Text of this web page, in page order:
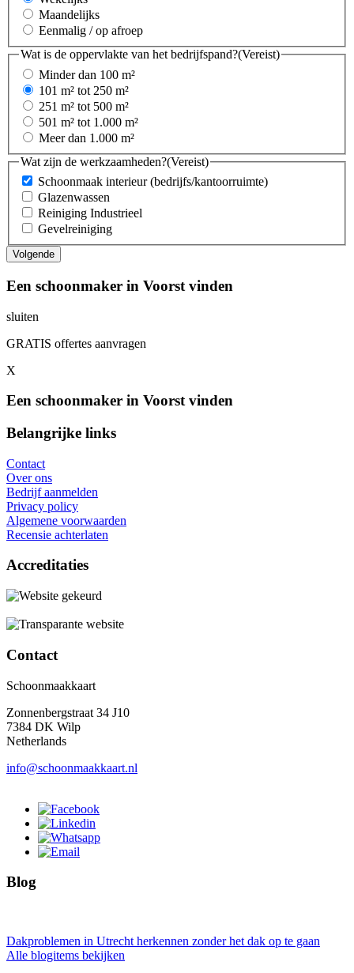
Maandelijks
Eenmalig / op afroep
Wat is de oppervlakte van het bedrijfspand?(Vereist)
Minder dan 100 m²
101 m² tot 250 m²
251 m² tot 500 m²
501 m² tot 1.000 m²
Meer dan 1.000 m²
Wat zijn de werkzaamheden?(Vereist)
Schoonmaak interieur (bedrijfs/kantoorruimte)
Glazenwassen
Reiniging Industrieel
Gevelreiniging
Een schoonmaker in Voorst vinden
sluiten
GRATIS offertes aanvragen
X
Een schoonmaker in Voorst vinden
Belangrijke links
Contact
Over ons
Bedrijf aanmelden
Privacy policy
Algemene voorwaarden
Recensie achterlaten
Accreditaties
Contact
Schoonmaakkaart
Zonnenbergstraat 34 J10
7384 DK Wilp
Netherlands
info@schoonmaakkaart.nl
Blog
Dakproblemen in Utrecht herkennen zonder het dak op te gaan
Alle blogitems bekijken